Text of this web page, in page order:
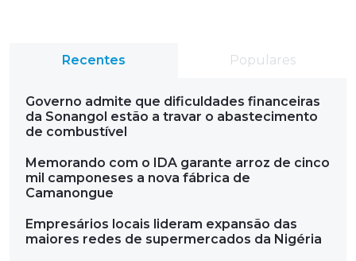
Recentes Populares
Governo admite que dificuldades financeiras
da Sonangol estão a travar o abastecimento
de combustível
Memorando com o IDA garante arroz de cinco
mil camponeses a nova fábrica de
Camanongue
Empresários locais lideram expansão das
maiores redes de supermercados da Nigéria